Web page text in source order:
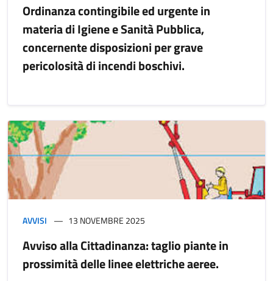
Ordinanza contingibile ed urgente in
materia di Igiene e Sanità Pubblica,
concernente disposizioni per grave
pericolosità di incendi boschivi.
AVVISI 13 NOVEMBRE 2025
Avviso alla Cittadinanza: taglio piante in
prossimità delle linee elettriche aeree.